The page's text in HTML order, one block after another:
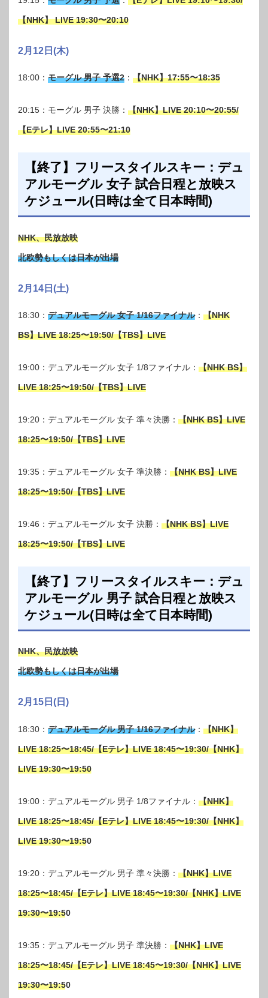
【NHK】 LIVE 19:30〜20:10
2月12日(木)
18:00： モーグル 男子 予選2 ： 【NHK】17:55〜18:35
20:15：モーグル 男子 決勝： 【NHK】LIVE 20:10〜20:55/
【Eテレ】LIVE 20:55〜21:10
【終了】フリースタイルスキー：デュ
アルモーグル 女子 試合日程と放映ス
ケジュール(日時は全て日本時間)
NHK、民放放映
北欧勢もしくは日本が出場
2月14日(土)
18:30： デュアルモーグル 女子 1/16ファイナル： 【NHK
BS】LIVE 18:25〜19:50/【TBS】LIVE
19:00：デュアルモーグル 女子 1/8ファイナル： 【NHK BS】
LIVE 18:25〜19:50/【TBS】LIVE
19:20：デュアルモーグル 女子 準々決勝： 【NHK BS】LIVE
18:25〜19:50/【TBS】LIVE
19:35：デュアルモーグル 女子 準決勝： 【NHK BS】LIVE
18:25〜19:50/【TBS】LIVE
19:46：デュアルモーグル 女子 決勝： 【NHK BS】LIVE
18:25〜19:50/【TBS】LIVE
【終了】フリースタイルスキー：デュ
アルモーグル 男子 試合日程と放映ス
ケジュール(日時は全て日本時間)
NHK、民放放映
北欧勢もしくは日本が出場
2月15日(日)
18:30： デュアルモーグル 男子 1/16ファイナル： 【NHK】
LIVE 18:25〜18:45/【Eテレ】LIVE 18:45〜19:30/【NHK】
LIVE 19:30〜19:50
19:00：デュアルモーグル 男子 1/8ファイナル： 【NHK】
LIVE 18:25〜18:45/【Eテレ】LIVE 18:45〜19:30/【NHK】
LIVE 19:30〜19:50
19:20：デュアルモーグル 男子 準々決勝： 【NHK】LIVE
18:25〜18:45/【Eテレ】LIVE 18:45〜19:30/【NHK】LIVE
19:30〜19:50
19:35：デュアルモーグル 男子 準決勝： 【NHK】LIVE
18:25〜18:45/【Eテレ】LIVE 18:45〜19:30/【NHK】LIVE
19:30〜19:50